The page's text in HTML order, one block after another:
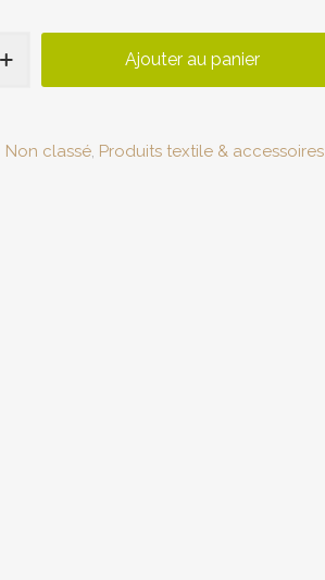
Ajouter au panier
Non classé, Produits textile & accessoires